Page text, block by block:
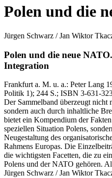
Polen und die
Jürgen Schwarz / Jan Wiktor
Polen und die neue NATO.
Integration
Frankfurt a. M. u. a.: Peter Lang
Politik 1); 244 S.; ISBN 3-631-
Der Sammelband überzeugt nicht
sondern auch durch inhaltliche
bietet ein Kompendium der
speziellen Situation Polens,
Neugestaltung des
Rahmens Europas. Die
die wichtigsten Facetten, die zu
Polens und der NATO gehören.
Jürgen Schwarz / Jan Wiktor